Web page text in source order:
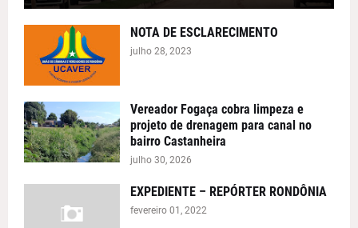
NOTA DE ESCLARECIMENTO
julho 28, 2023
Vereador Fogaça cobra limpeza e
projeto de drenagem para canal no
bairro Castanheira
julho 30, 2026
EXPEDIENTE – REPÓRTER RONDÔNIA
fevereiro 01, 2022